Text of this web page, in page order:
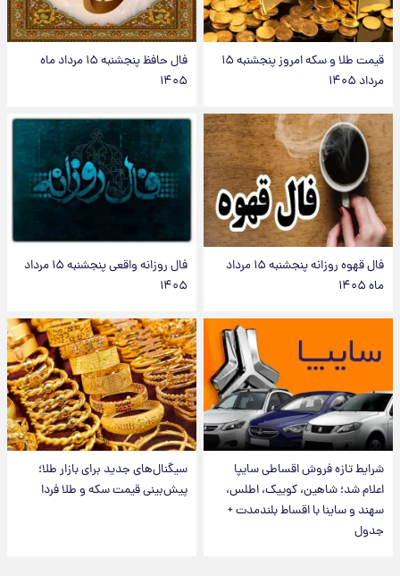
قیمت طلا و سکه امروز پنجشنبه ۱۵
مرداد ۱۴۰۵
فال حافظ پنجشنبه ۱۵ مرداد ماه
۱۴۰۵
فال قهوه روزانه پنجشنبه ۱۵ مرداد
ماه ۱۴۰۵
فال روزانه واقعی پنجشنبه ۱۵ مرداد
۱۴۰۵
شرایط تازه فروش اقساطی سایپا
اعلام شد؛ شاهین، کوییک، اطلس،
سهند و ساینا با اقساط بلندمدت +
جدول
سیگنال‌های جدید برای بازار طلا؛
پیش‌بینی قیمت سکه و طلا فردا